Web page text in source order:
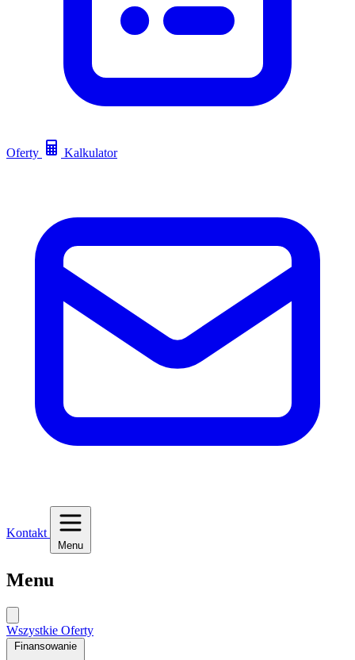
Oferty Kalkulator
Kontakt
Menu
Menu
Wszystkie Oferty
Finansowanie